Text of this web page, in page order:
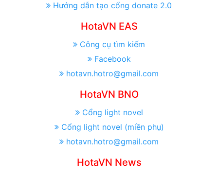
Hướng dẫn tạo cổng donate 2.0
HotaVN EAS
Công cụ tìm kiếm
Facebook
hotavn.hotro@gmail.com
HotaVN BNO
Cổng light novel
Cổng light novel (miền phụ)
hotavn.hotro@gmail.com
HotaVN News